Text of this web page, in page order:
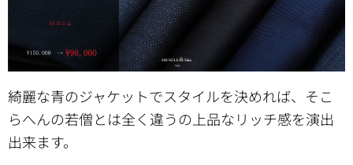
綺麗な青のジャケットでスタイルを決めれば、そこ
らへんの若僧とは全く違うの上品なリッチ感を演出
出来ます。